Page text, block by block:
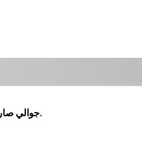
جوالي صار مرة سيء.